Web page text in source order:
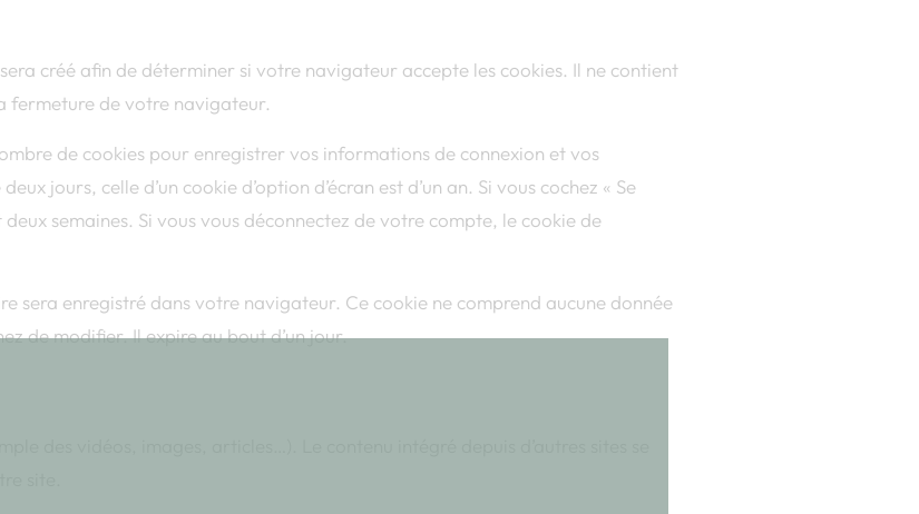
créé afin de déterminer si votre navigateur accepte les cookies. Il ne contient
fermeture de votre navigateur.
de cookies pour enregistrer vos informations de connexion et vos
jours, celle d’un cookie d’option d’écran est d’un an. Si vous cochez « Se
semaines. Si vous vous déconnectez de votre compte, le cookie de
sera enregistré dans votre navigateur. Ce cookie ne comprend aucune donnée
de modifier. Il expire au bout d’un jour.
des vidéos, images, articles…). Le contenu intégré depuis d’autres sites se
site.
août au mardi 25 août inclus.
mercredi 26 août, toutes les commandes passées
Fermer